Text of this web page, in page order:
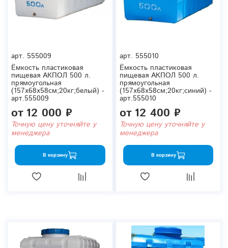
арт. 555009
Ёмкость пластиковая
пищевая АКПОЛ 500 л.
прямоугольная
(157x68x58см;20кг;белый) -
арт.555009
от 12 000 ₽
Точную цену уточняйте у
менеджера
В корзину
арт. 555010
Ёмкость пластиковая
пищевая АКПОЛ 500 л.
прямоугольная
(157x68x58см;20кг;синий) -
арт.555010
от 12 400 ₽
Точную цену уточняйте у
менеджера
В корзину